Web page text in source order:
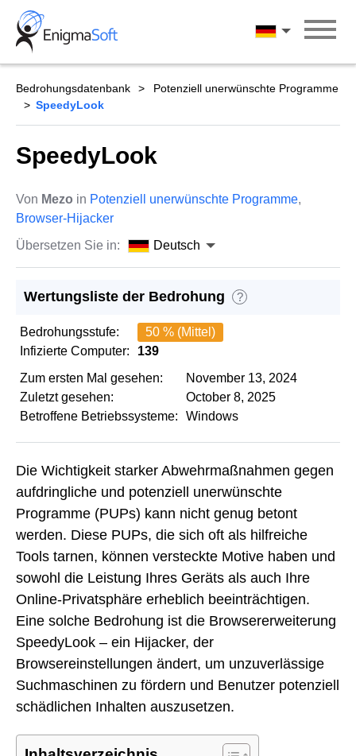
Skip
content
Deutsch
Bedrohungsdatenbank
Potenziell unerwünschte Programme
SpeedyLook
SpeedyLook
Von Mezo in Potenziell unerwünschte Programme,
Browser-Hijacker
Übersetzen Sie in:
Deutsch
Wertungsliste der Bedrohung ?
Bedrohungsstufe:
50 % (Mittel)
Infizierte Computer:
139
Zum ersten Mal gesehen:
November 13, 2024
Zuletzt gesehen:
October 8, 2025
Betroffene Betriebssysteme:
Windows
Die Wichtigkeit starker Abwehrmaßnahmen gegen
aufdringliche und potenziell unerwünschte
Programme (PUPs) kann nicht genug betont
werden. Diese PUPs, die sich oft als hilfreiche
Tools tarnen, können versteckte Motive haben und
sowohl die Leistung Ihres Geräts als auch Ihre
Online-Privatsphäre erheblich beeinträchtigen.
Eine solche Bedrohung ist die Browsererweiterung
SpeedyLook – ein Hijacker, der
Browsereinstellungen ändert, um unzuverlässige
Suchmaschinen zu fördern und Benutzer potenziell
schädlichen Inhalten auszusetzen.